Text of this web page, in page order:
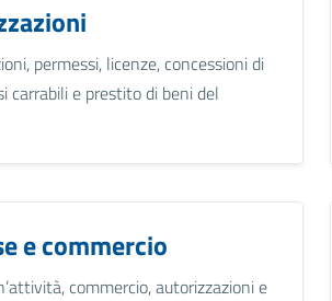
permessi, licenze, concessioni di
carrabili e prestito di beni del
e commercio
commercio, autorizzazioni e